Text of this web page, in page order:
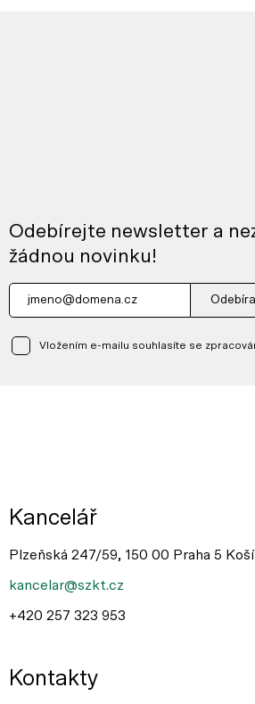
Odebírejte newsletter a
žádnou novinku!
Vložením e-mailu souhlasíte se
Kancelář
Plzeňská 247/59, 150 00 Praha 5
kancelar@szkt.cz
+420 257 323 953
Kontakty